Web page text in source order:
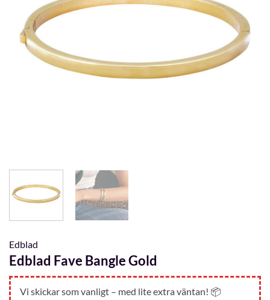
Edblad
Edblad Fave Bangle Gold
Vi skickar som vanligt – med lite extra väntan! 📦